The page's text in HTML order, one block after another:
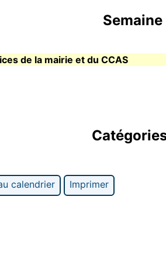
de la mairie et du CCAS
calendrier Imprimer